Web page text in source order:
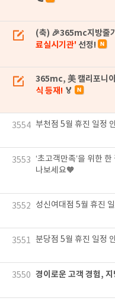
(축) 🎉365mc지방
료실시기관' 선정!
365mc, 美 캘리포니
식 등재! 🏅
3554 부천점 5월 휴진 일정
3553
‘초고객만족’을 위한
나보세요🧡
3552 성신여대점 5월 휴진
3551 분당점 5월 휴진 일정
3550 경이로운 고객 경험,